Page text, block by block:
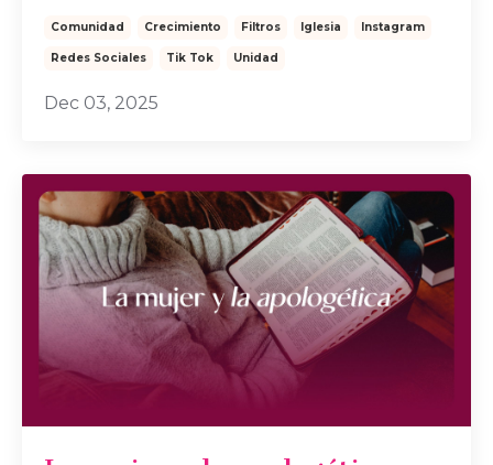
Comunidad Crecimiento Filtros Iglesia Instagram
Redes Sociales Tik Tok Unidad
Dec 03, 2025